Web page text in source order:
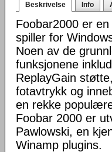
Beskrivelse Info
Foobar2000 er
spiller for
Noen av de
funksjonene
ReplayGain
fotavtrykk og
en rekke
Foobar 2000 er
Pawlowski, en
Winamp plugins.